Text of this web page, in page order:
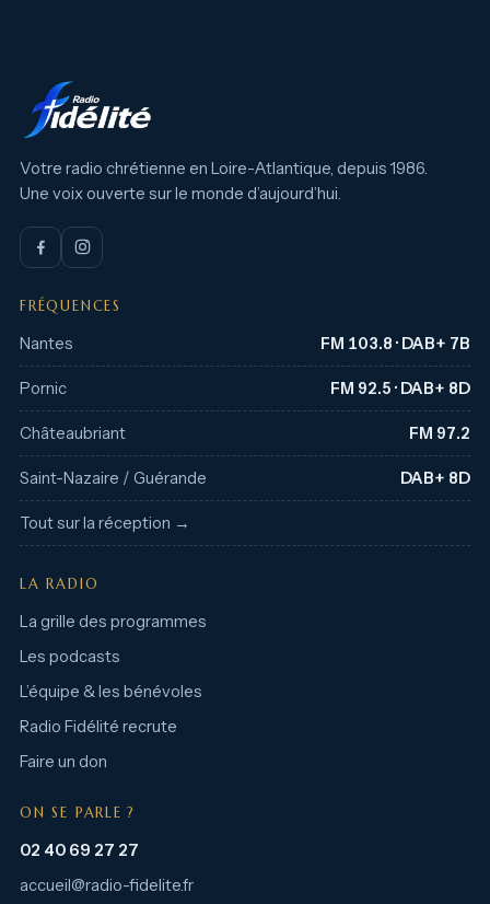
Votre radio chrétienne en Loire-Atlantique, depuis 1986.
Une voix ouverte sur le monde d’aujourd’hui.
FRÉQUENCES
Nantes FM 103.8 · DAB+ 7B
Pornic FM 92.5 · DAB+ 8D
Châteaubriant FM 97.2
Saint-Nazaire / Guérande DAB+ 8D
Tout sur la réception →
LA RADIO
La grille des programmes
Les podcasts
L’équipe & les bénévoles
Radio Fidélité recrute
Faire un don
ON SE PARLE ?
02 40 69 27 27
accueil@radio-fidelite.fr